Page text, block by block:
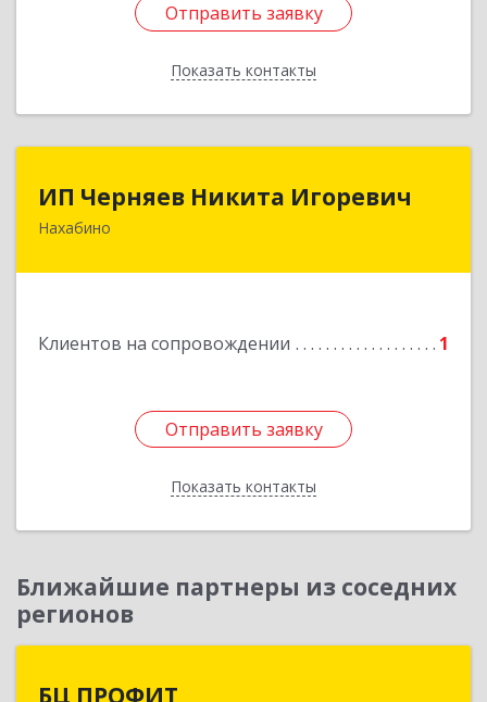
Отправить заявку
Показать контакты
Отправить заявку
Назад
ИП Черняев Никита Игоревич
Нахабино
Клиентов на сопровождении 1
Отправить заявку
Показать контакты
143430, Московская обл, Красногорский р-н,
Подробнее
Отправить заявку
Назад
Ближайшие партнеры из соседних
регионов
БЦ ПРОФИТ